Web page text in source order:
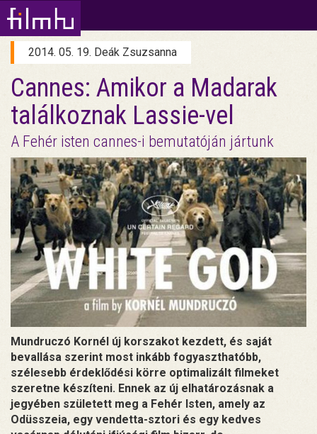
2014. 05. 19. Deák Zsuzsanna
Cannes: Amikor a Madarak
találkoznak Lassie-vel
A Fehér isten cannes-i bemutatóján jártunk
Mundruczó Kornél új korszakot kezdett, és saját
bevallása szerint most inkább fogyaszthatóbb,
szélesebb érdeklődési körre optimalizált filmeket
szeretne készíteni. Ennek az új elhatározásnak a
jegyében született meg a Fehér Isten, amely az
Odüsszeia, egy vendetta-sztori és egy kedves